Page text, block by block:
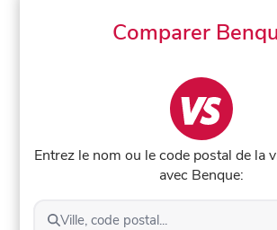
Comparer
Entrez le nom ou le code postal de la
avec Benque:
Ville, code postal...